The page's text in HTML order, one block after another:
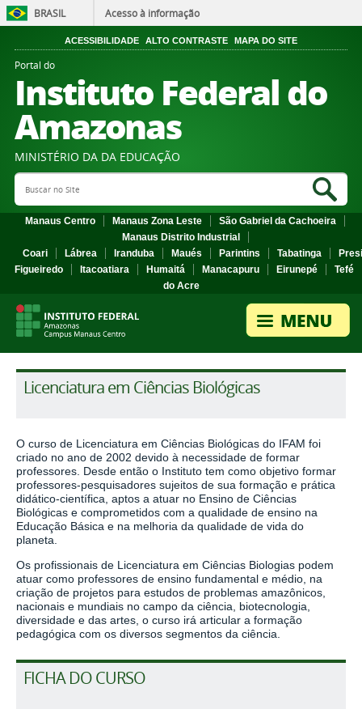
BRASIL Acesso à informação
ACESSIBILIDADE ALTO CONTRASTE MAPA DO SITE
Portal do
Instituto Federal do
Amazonas
MINISTÉRIO DA DA EDUCAÇÃO
Search Site
Manaus Centro Manaus Zona Leste
São Gabriel da Cachoeira
Manaus Distrito Industrial
Coari
Lábrea Iranduba Maués Parintins Tabatinga
Figueiredo
Itacoatiara Humaitá Manacapuru Eirunepé
Tefé
do Acre
Licenciatura em Ciências Biológicas
O curso de Licenciatura em Ciências Biológicas do IFAM foi
criado no ano de 2002 devido à necessidade de formar
professores. Desde então o Instituto tem como objetivo formar
professores-pesquisadores sujeitos de sua formação e prática
didático-científica, aptos a atuar no Ensino de Ciências
Biológicas e comprometidos com a qualidade de ensino na
Educação Básica e na melhoria da qualidade de vida do
planeta.
Os profissionais de Licenciatura em Ciências Biologias podem
atuar como professores de ensino fundamental e médio, na
criação de projetos para estudos de problemas amazônicos,
nacionais e mundiais no campo da ciência, biotecnologia,
diversidade e das artes, o curso irá articular a formação
pedagógica com os diversos segmentos da ciência.
FICHA DO CURSO